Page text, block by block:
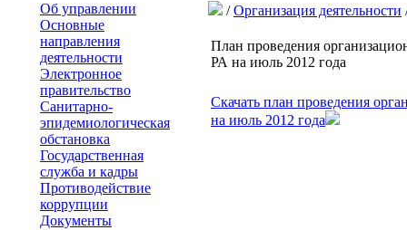
Об управлении
Основные
направления
деятельности
Электронное
правительство
Санитарно-
эпидемиологическая
обстановка
Государственная
служба и кадры
Противодействие
коррупции
Документы
/Организация деятельности
План проведения
РА на июль 2012 года
Скачать план проведения
на июль 2012 года